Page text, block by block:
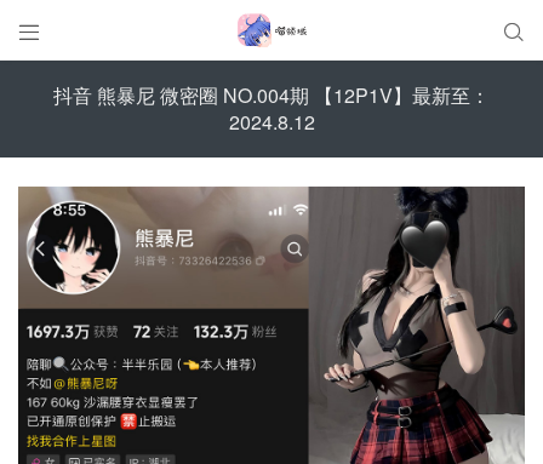
 
抖音 熊暴尼 微密圈 NO.004期 【12P1V】最新至：
2024.8.12